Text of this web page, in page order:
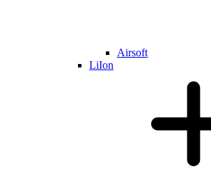
Airsoft
LiIon